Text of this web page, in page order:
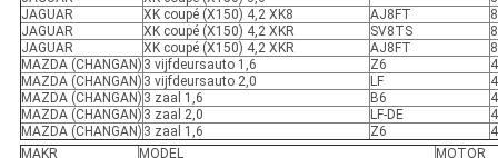
JAGUAR
XK coupé (X150) 4,2 XK8 AJ8FT
8
JAGUAR
XK coupé (X150) 4,2 XKR SV8TS
8
JAGUAR
XK coupé (X150) 4,2 XKR AJ8FT
8
MAZDA (CHANGAN) 3 vijfdeursauto 1,6 Z6
4
MAZDA (CHANGAN) 3 vijfdeursauto 2,0 LF
4
MAZDA (CHANGAN) 3 zaal 1,6 B6
4
MAZDA (CHANGAN) 3 zaal 2,0 LF-DE
4
MAZDA (CHANGAN) 3 zaal 1,6 Z6
4
MAKR
MODEL MOTOR